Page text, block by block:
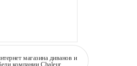
магазина диванов и
компании Сhaleur